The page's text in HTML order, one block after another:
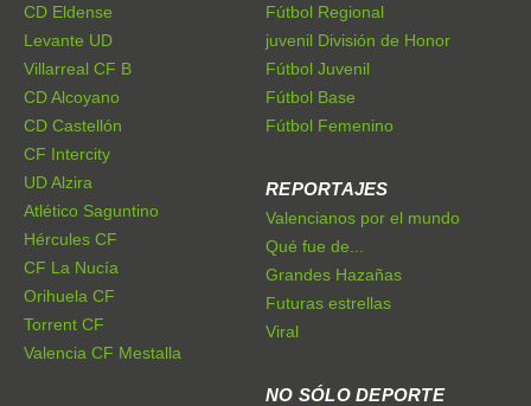
CD Eldense
Levante UD
Villarreal CF B
CD Alcoyano
CD Castellón
CF Intercity
UD Alzira
Atlético Saguntino
Hércules CF
CF La Nucía
Orihuela CF
Torrent CF
Valencia CF Mestalla
Fútbol Regional
juvenil División de Honor
Fútbol Juvenil
Fútbol Base
Fútbol Femenino
REPORTAJES
Valencianos por el mundo
Qué fue de...
Grandes Hazañas
Futuras estrellas
Viral
NO SÓLO DEPORTE